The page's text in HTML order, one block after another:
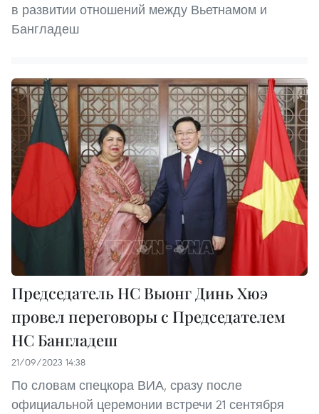
в развитии отношений между Вьетнамом и
Бангладеш
Председатель НС Выонг Динь Хюэ
провел переговоры с Председателем
НС Бангладеш
21/09/2023 14:38
По словам спецкора ВИА, сразу после
официальной церемонии встречи 21 сентября